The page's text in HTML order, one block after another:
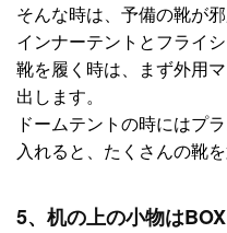
そんな時は、予備の靴が
インナーテントとフライ
靴を履く時は、まず外用
出します。
ドームテントの時にはプ
入れると、たくさんの靴
5、机の上の小物は